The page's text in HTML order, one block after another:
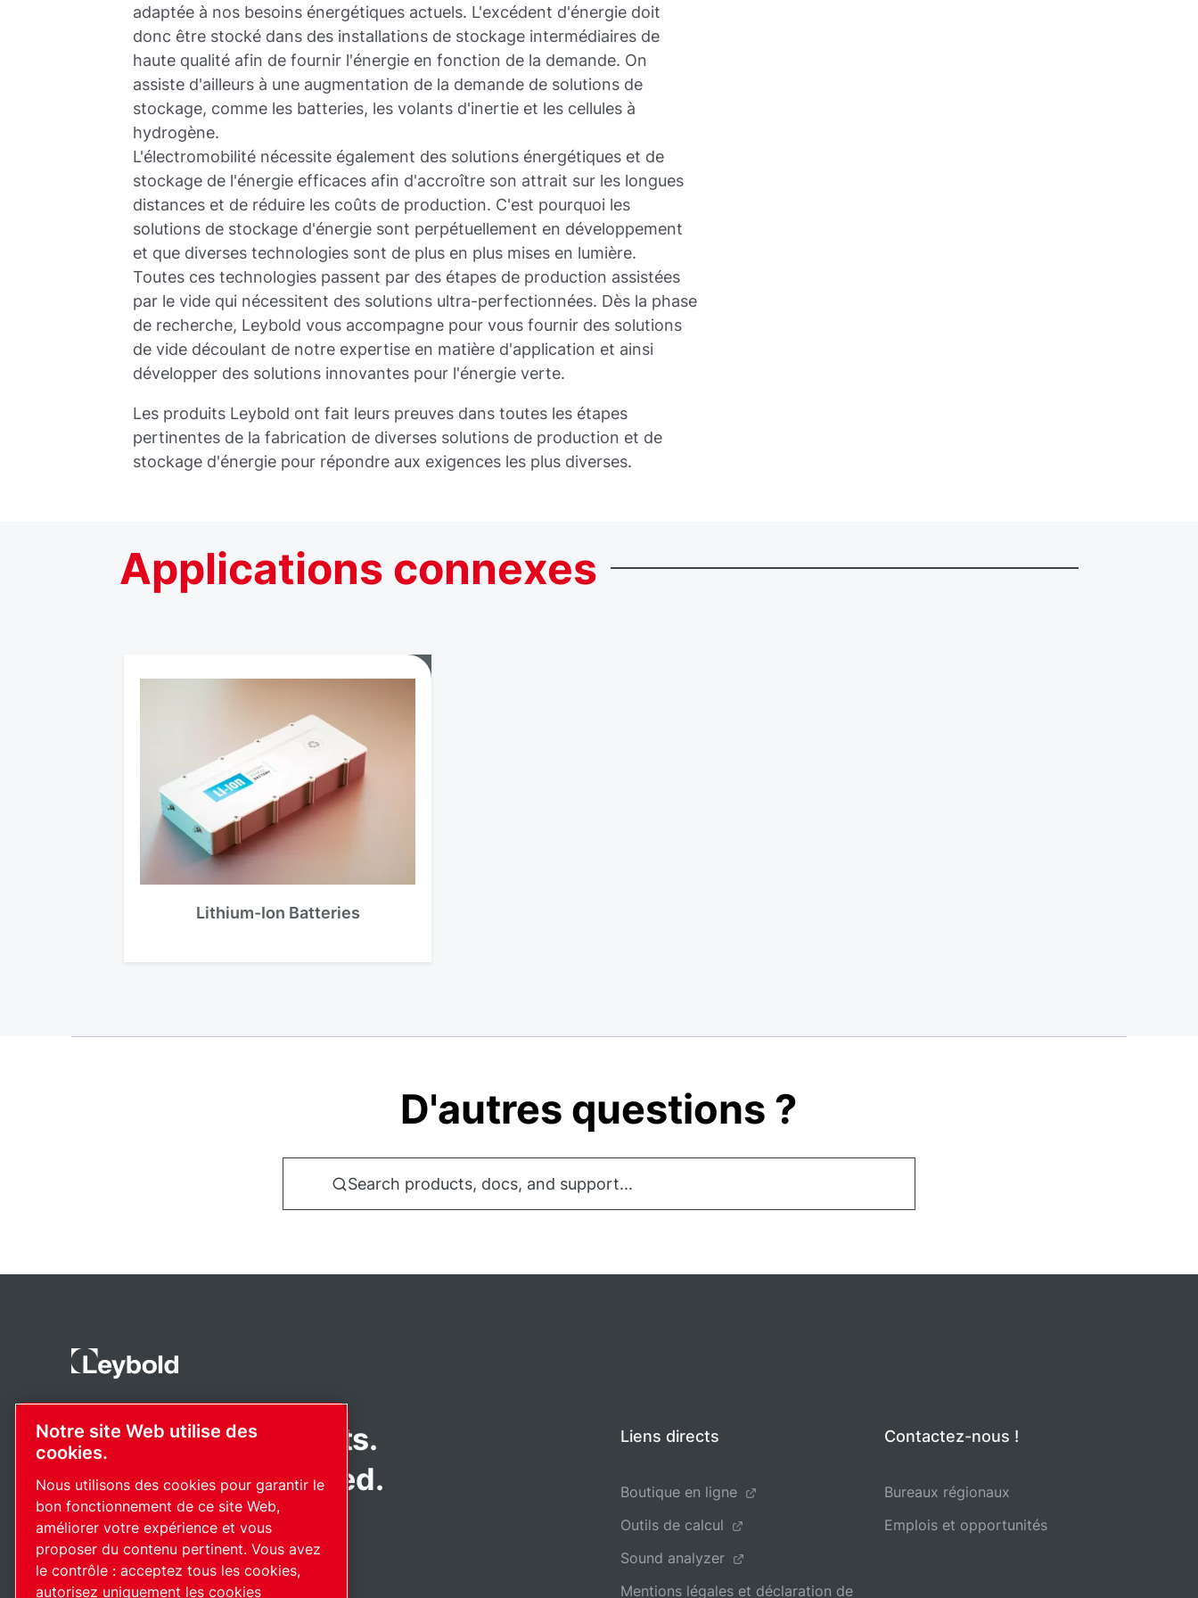
adaptée à nos besoins énergétiques actuels. L'excédent d'énergie doit
donc être stocké dans des installations de stockage intermédiaires de
haute qualité afin de fournir l'énergie en fonction de la demande. On
assiste d'ailleurs à une augmentation de la demande de solutions de
stockage, comme les batteries, les volants d'inertie et les cellules à
hydrogène.
L'électromobilité nécessite également des solutions énergétiques et de
stockage de l'énergie efficaces afin d'accroître son attrait sur les longues
distances et de réduire les coûts de production. C'est pourquoi les
solutions de stockage d'énergie sont perpétuellement en développement
et que diverses technologies sont de plus en plus mises en lumière.
Toutes ces technologies passent par des étapes de production assistées
par le vide qui nécessitent des solutions ultra-perfectionnées. Dès la phase
de recherche, Leybold vous accompagne pour vous fournir des solutions
de vide découlant de notre expertise en matière d'application et ainsi
développer des solutions innovantes pour l'énergie verte.
Les produits Leybold ont fait leurs preuves dans toutes les étapes
pertinentes de la fabrication de diverses solutions de production et de
stockage d'énergie pour répondre aux exigences les plus diverses.
Applications connexes
Lithium-Ion Batteries
D'autres questions ?
Search products, docs, and support...
Pioneering products.
Passionately applied.
Liens directs
Boutique en ligne
Outils de calcul
Sound analyzer
Mentions légales et déclaration de
Contactez-nous !
Bureaux régionaux
Emplois et opportunités
Notre site Web utilise des
cookies.
Nous utilisons des cookies pour garantir le
bon fonctionnement de ce site Web,
améliorer votre expérience et vous
proposer du contenu pertinent. Vous avez
le contrôle : acceptez tous les cookies,
autorisez uniquement les cookies